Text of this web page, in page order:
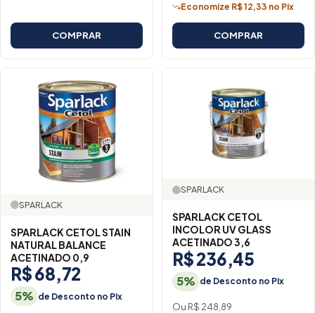
COMPRAR
Economize R$ 12,33 no Pix
COMPRAR
SPARLACK
SPARLACK CETOL STAIN
NATURAL BALANCE
ACETINADO 0,9
R$ 68,72
5% de Desconto no Pix
SPARLACK
SPARLACK CETOL
INCOLOR UV GLASS
ACETINADO 3,6
R$ 236,45
5% de Desconto no Pix
Ou R$ 248,89